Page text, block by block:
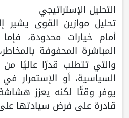
التحليل الإستراتيجي
تحليل موازين القوى يشير
أمام خيارات محدودة،
المباشرة المحفوفة
والتي تتطلب قدرًا عاليًا من
السياسية، أو الإستمرار
يوفر وقتًا لكنه يعزز
قادرة على فرض سيادتها